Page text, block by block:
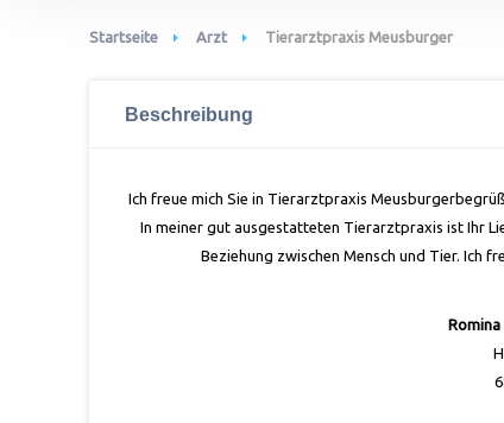
Startseite Arzt Tierarztpraxis Meusburger
Beschreibung
Ich freue mich Sie in Tierarztpraxis
In meiner gut ausgestatteten Tierarztpraxis ist Ihr
Beziehung zwischen Mensch und Tier. Ich
Romina